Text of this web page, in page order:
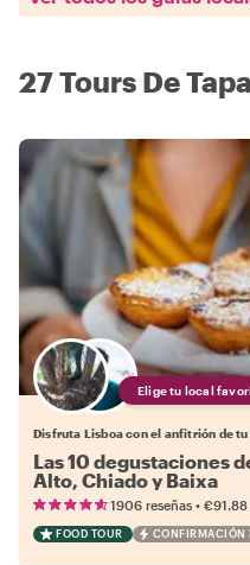
27 Tours De
Elige tu local
Disfruta Lisboa con el anfitrión de
Las 10 degustaciones
Alto, Chiado y Baixa
1906 reseñas • €91.88
FOOD TOUR CONFIRMACIÓN